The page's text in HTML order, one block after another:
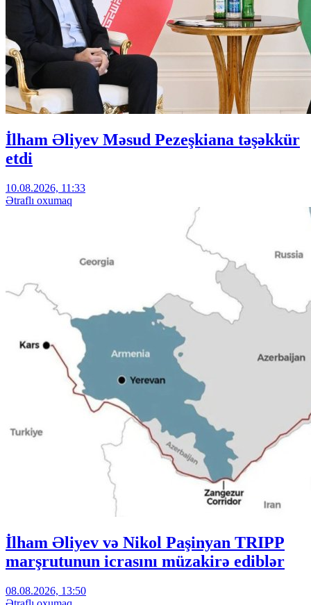
İlham Əliyev Məsud Pezeşkiana təşəkkür
etdi
10.08.2026, 11:33
Ətraflı oxumaq
İlham Əliyev və Nikol Paşinyan TRIPP
marşrutunun icrasını müzakirə ediblər
08.08.2026, 13:50